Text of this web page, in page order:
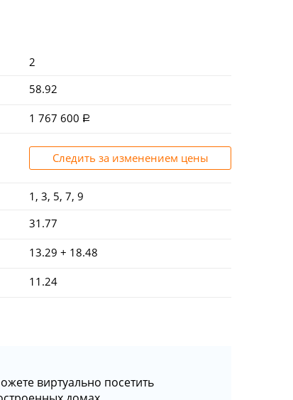
2
58.92
1 767 600
Следить за изменением цены
1, 3, 5, 7, 9
31.77
13.29 + 18.48
11.24
виртуально посетить